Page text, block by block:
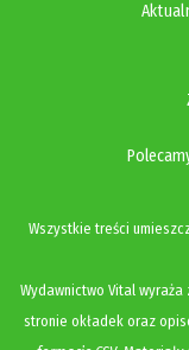
Wszystkie treści
Wydawnictwo Vital
stronie okładek oraz